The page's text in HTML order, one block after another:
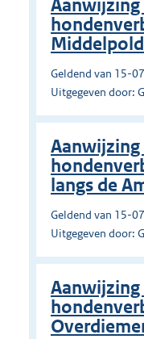
Geldend van 15-
Uitgegeven door:
langs de
Geldend van 15-
Uitgegeven door: